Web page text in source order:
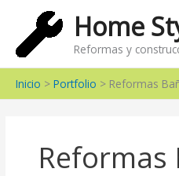
contenido
Home
Reformas y
Inicio Portfolio Reformas
Reformas